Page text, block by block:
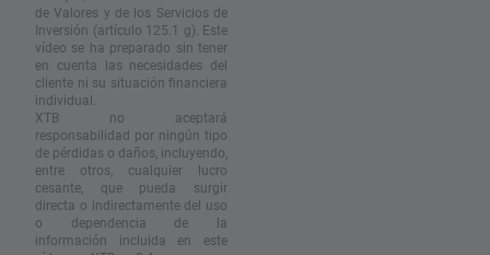
de Valores y de los Servicios de
Inversión (artículo 125.1 g). Este
vídeo se ha preparado sin tener
en cuenta las necesidades del
cliente ni su situación financiera
individual.
XTB no aceptará
responsabilidad por ningún tipo
de pérdidas o daños, incluyendo,
entre otros, cualquier lucro
cesante, que pueda surgir
directa o indirectamente del uso
o dependencia de la
información incluida en este